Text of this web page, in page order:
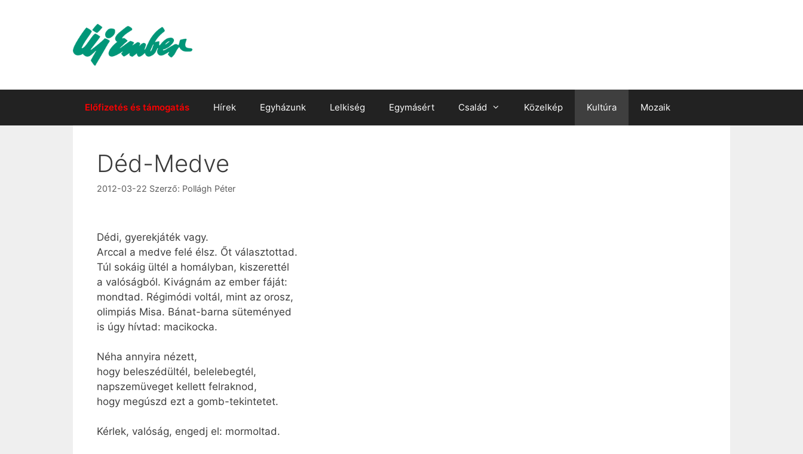
Előfizetés és támogatás Hírek Egyházunk Lelkiség Egymásért Család Közelkép Kultúra Mozaik
Déd-Medve
2012-03-22 Szerző: Pollágh Péter
Dédi, gyerekjáték vagy.
Arccal a medve felé élsz. Őt választottad.
Túl sokáig ültél a homályban, kiszerettél
a valóságból. Kivágnám az ember fáját:
mondtad. Régimódi voltál, mint az orosz,
olimpiás Misa. Bánat-barna süteményed
is úgy hívtad: macikocka.
Néha annyira nézett,
hogy beleszédültél, belelebegtél,
napszemüveget kellett felraknod,
hogy megúszd ezt a gomb-tekintetet.
Kérlek, valóság, engedj el: mormoltad.